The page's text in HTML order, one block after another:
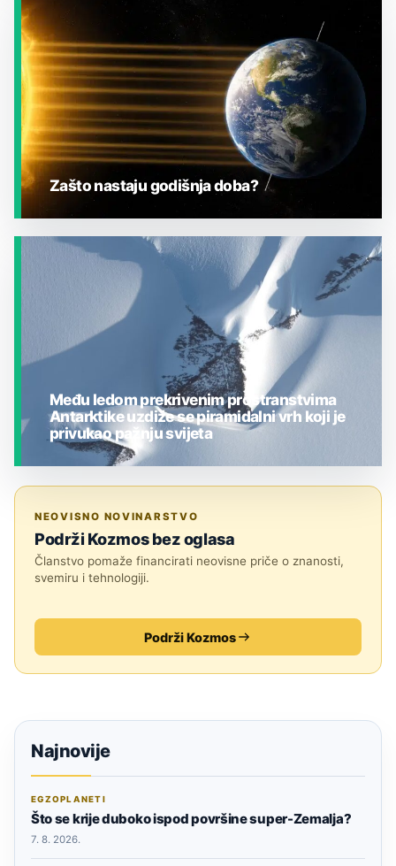
JESTE LI ZNALI?
JESTE LI ZNALI?
Zašto nastaju godišnja doba?
Među ledom prekrivenim prostranstvima
Antarktike uzdiže se piramidalni vrh koji je
privukao pažnju svijeta
NEOVISNO NOVINARSTVO
Podrži Kozmos bez oglasa
Članstvo pomaže financirati neovisne priče o znanosti,
svemiru i tehnologiji.
Podrži Kozmos
Najnovije
EGZOPLANETI
Što se krije duboko ispod površine super-Zemalja?
7. 8. 2026.